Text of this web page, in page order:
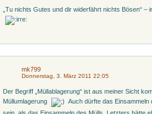
„Tu nichts Gutes und dir widerfährt nichts Bösen“
mk799
Donnerstag, 3. März 2011 22:05
Der Begriff „Müllablagerung“ ist aus meiner Sicht
Müllumlagerung
Auch dürfte das Einsammeln